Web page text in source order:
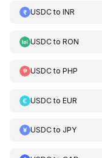
USDCto INR
USDCto RON
USDCto PHP
USDCto EUR
USDCto JPY